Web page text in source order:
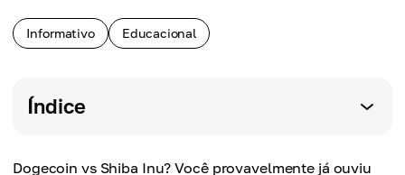
Informativo Educacional
Índice
Dogecoin vs Shiba Inu? Você provavelmente já ouviu